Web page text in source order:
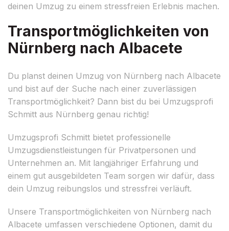
deinen Umzug zu einem stressfreien Erlebnis machen.
Transportmöglichkeiten von
Nürnberg nach Albacete
Du planst deinen Umzug von Nürnberg nach Albacete
und bist auf der Suche nach einer zuverlässigen
Transportmöglichkeit? Dann bist du bei Umzugsprofi
Schmitt aus Nürnberg genau richtig!
Umzugsprofi Schmitt bietet professionelle
Umzugsdienstleistungen für Privatpersonen und
Unternehmen an. Mit langjähriger Erfahrung und
einem gut ausgebildeten Team sorgen wir dafür, dass
dein Umzug reibungslos und stressfrei verläuft.
Unsere Transportmöglichkeiten von Nürnberg nach
Albacete umfassen verschiedene Optionen, damit du